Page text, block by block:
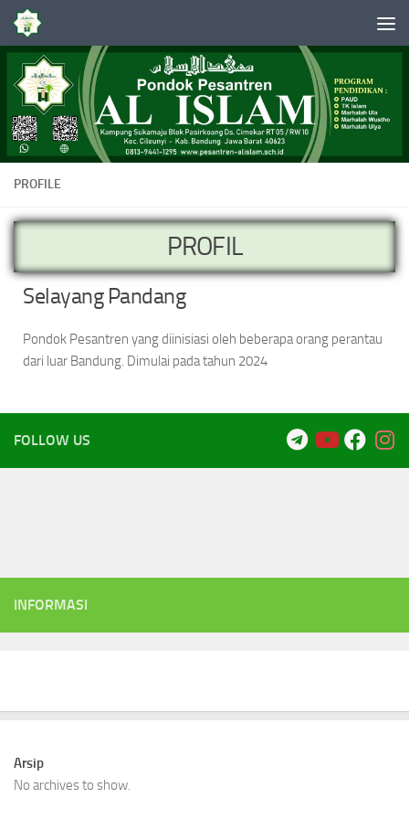
Skip to content
PROFILE
PROFIL
Selayang Pandang
Pondok Pesantren yang diinisiasi oleh beberapa orang perantau
dari luar Bandung. Dimulai pada tahun 2024
FOLLOW US
INFORMASI
Arsip
No archives to show.